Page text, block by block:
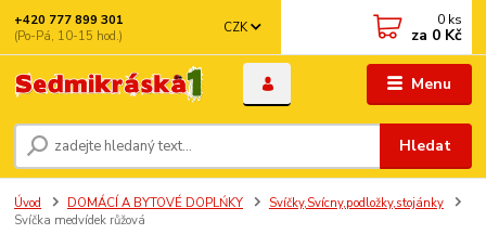
Menu
CZK
Hledat
+420 777 899 301
(Po-Pá, 10-15 hod.)
0 ks
za 0 Kč
Úvod DOMÁCÍ A BYTOVÉ DOPLŃKY
Svíčky,Svícny,podložky,stojánky
Svíčka medvídek růžová